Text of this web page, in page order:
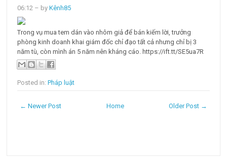
06:12 – byKênh85
Trong vụ mua tem dán vào nhôm giả để bán kiếm lời, trưởng
phòng kinh doanh khai giám đốc chỉ đạo tất cả nhưng chỉ bị 3
năm tù, còn mình án 5 năm nên kháng cáo. https://ift.tt/SE5ua7R
Posted in:Pháp luật
← Newer Post Older Post →
Home